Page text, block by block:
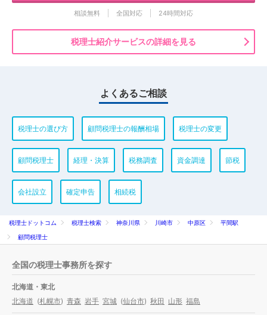
相談無料 全国対応 24時間対応
税理士紹介サービスの詳細を見る
よくあるご相談
税理士の選び方 顧問税理士の報酬相場 税理士の変更
顧問税理士 経理・決算 税務調査 資金調達 節税
会社設立 確定申告 相続税
税理士ドットコム 税理士検索 神奈川県 川崎市 中原区
平間駅
顧問税理士
全国の税理士事務所を探す
北海道・東北
北海道 (札幌市) 青森 岩手 宮城 (仙台市) 秋田 山形 福島